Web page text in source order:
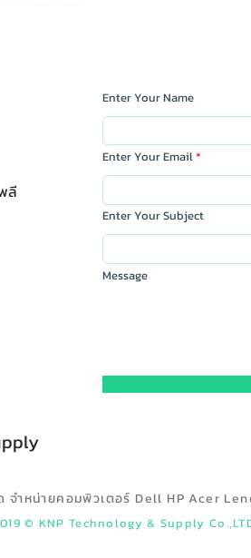
ลี
Enter Your Name
Enter Your Email
Enter Your Subject
Message
จำหน่ายคอมพิวเตอร์ Dell HP Acer
© KNP Technology & Supply